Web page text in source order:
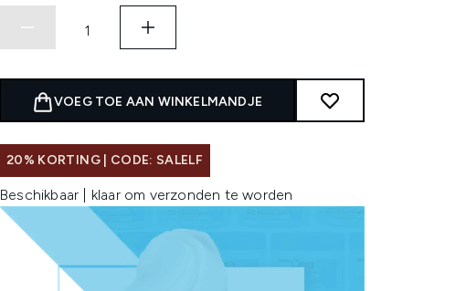
VOEG TOE AAN WINKELMANDJE
20% KORTING | CODE: SALELF
Beschikbaar | klaar om verzonden te worden